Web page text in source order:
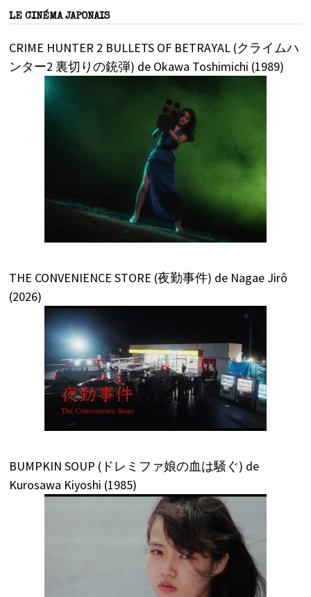
LE CINÉMA JAPONAIS
CRIME HUNTER 2 BULLETS OF BETRAYAL (クライムハ
ンター2 裏切りの銃弾) de Okawa Toshimichi (1989)
THE CONVENIENCE STORE (夜勤事件) de Nagae Jirô
(2026)
BUMPKIN SOUP (ドレミファ娘の血は騒ぐ) de
Kurosawa Kiyoshi (1985)